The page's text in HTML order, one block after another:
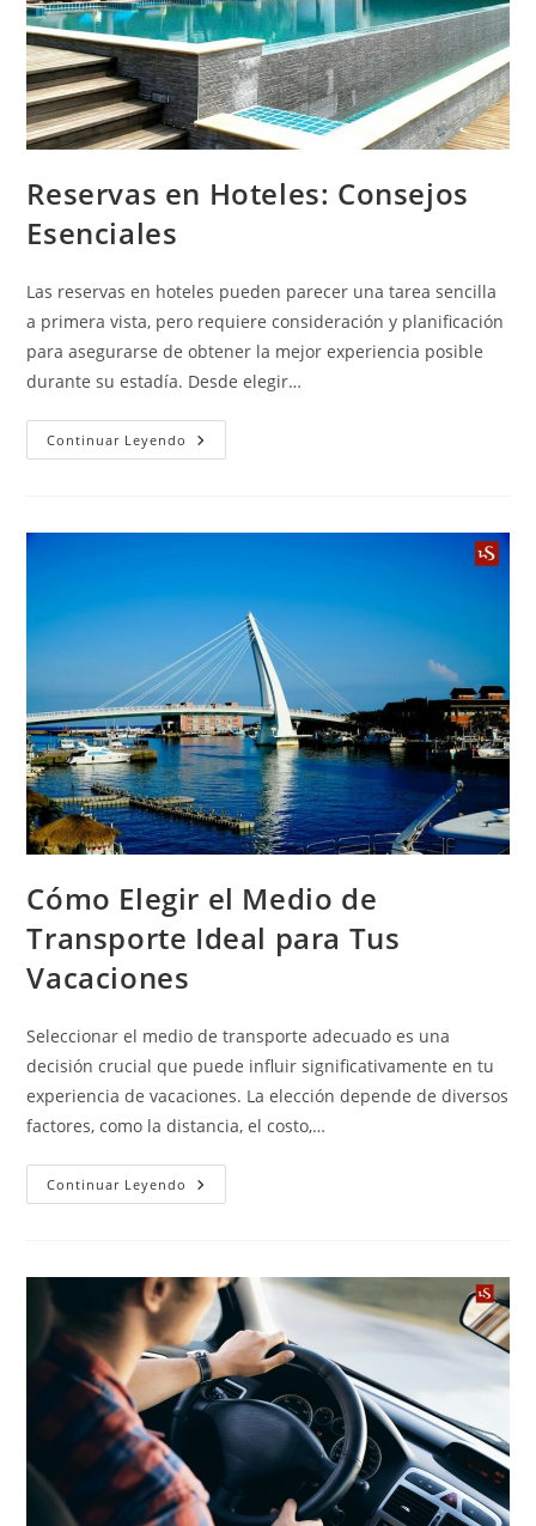
Reservas en Hoteles: Consejos
Esenciales
Las reservas en hoteles pueden parecer una tarea sencilla
a primera vista, pero requiere consideración y planificación
para asegurarse de obtener la mejor experiencia posible
durante su estadía. Desde elegir…
Continuar Leyendo
Cómo Elegir el Medio de
Transporte Ideal para Tus
Vacaciones
Seleccionar el medio de transporte adecuado es una
decisión crucial que puede influir significativamente en tu
experiencia de vacaciones. La elección depende de diversos
factores, como la distancia, el costo,…
Continuar Leyendo